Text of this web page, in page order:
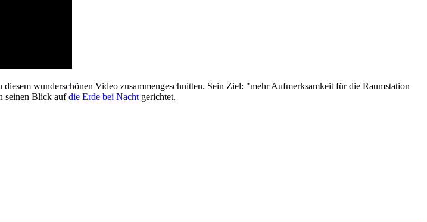
wunderschönen Video zusammengeschnitten. Sein Ziel: "mehr Aufmerksamkeit für die Raumstation
seinen Blick aufdie Erde bei Nachtgerichtet.